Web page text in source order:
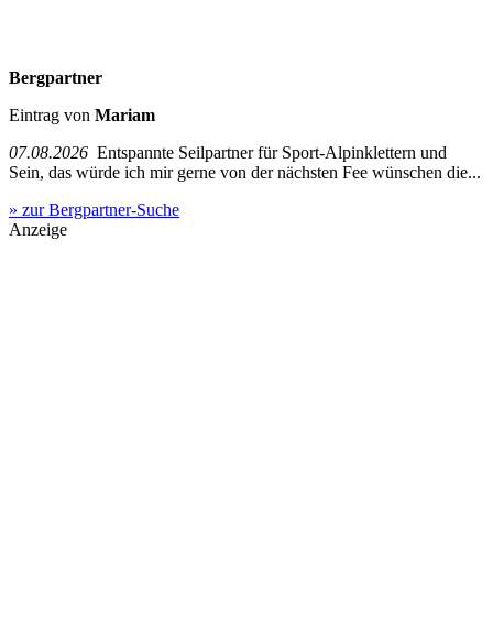
Bergpartner
Eintrag von Mariam
07.08.2026 Entspannte Seilpartner für Sport-Alpinklettern und
Sein, das würde ich mir gerne von der nächsten Fee wünschen die...
» zur Bergpartner-Suche
Anzeige